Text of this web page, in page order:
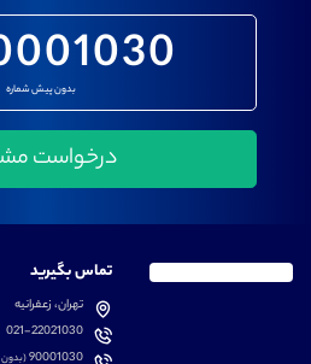
بدون پیش شماره
تماس بگیرید
تهران، زعفرانیه
021-22021030
90001030